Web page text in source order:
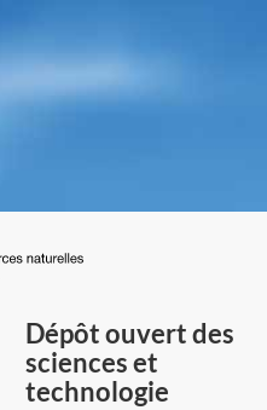
du
Canada
Dépôt ouvert des
sciences et
technologie